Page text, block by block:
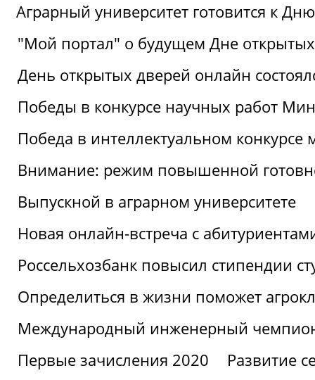
Аграрный университет готовится к
"Мой портал" о будущем Дне
День открытых дверей онлайн
Победы в конкурсе научных работ
Победа в интеллектуальном конкурсе
Внимание: режим повышенной
Выпускной в аграрном университете
Новая онлайн-встреча с
Россельхозбанк повысил стипендии
Определиться в жизни поможет
Международный инженерный
Первые зачисления 2020
Развитие